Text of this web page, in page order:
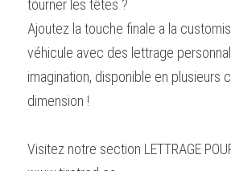
tourner les têtes ?
Ajoutez la touche finale a la
véhicule avec des lettrage
imagination, disponible en plusieurs
dimension !
Visitez notre section LETTRAGE